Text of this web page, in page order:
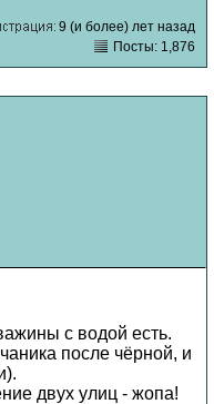
9 (и более) лет назад
Посты: 1,876
с водой есть.
после чёрной, и
двух улиц - жопа!